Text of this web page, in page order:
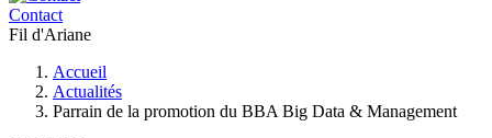
Contact
Fil d'Ariane
Accueil
Actualités
Parrain de la promotion du BBA Big Data & Management